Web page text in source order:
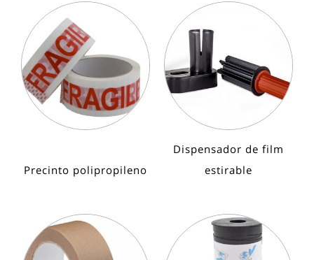
Precinto polipropileno
Dispensador de film
estirable